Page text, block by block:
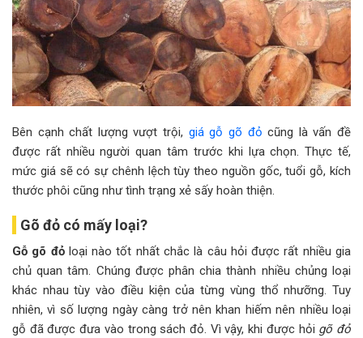
Bên cạnh chất lượng vượt trội, giá gỗ gõ đỏ cũng là vấn đề
được rất nhiều người quan tâm trước khi lựa chọn. Thực tế,
mức giá sẽ có sự chênh lệch tùy theo nguồn gốc, tuổi gỗ, kích
thước phôi cũng như tình trạng xẻ sấy hoàn thiện.
Gõ đỏ có mấy loại?
Gỗ gõ đỏloại nào tốt nhất chắc là câu hỏi được rất nhiều gia
chủ quan tâm. Chúng được phân chia thành nhiều chủng loại
khác nhau tùy vào điều kiện của từng vùng thổ nhưỡng. Tuy
nhiên, vì số lượng ngày càng trở nên khan hiếm nên nhiều loại
gỗ đã được đưa vào trong sách đỏ. Vì vậy, khi được hỏi gõ đỏ